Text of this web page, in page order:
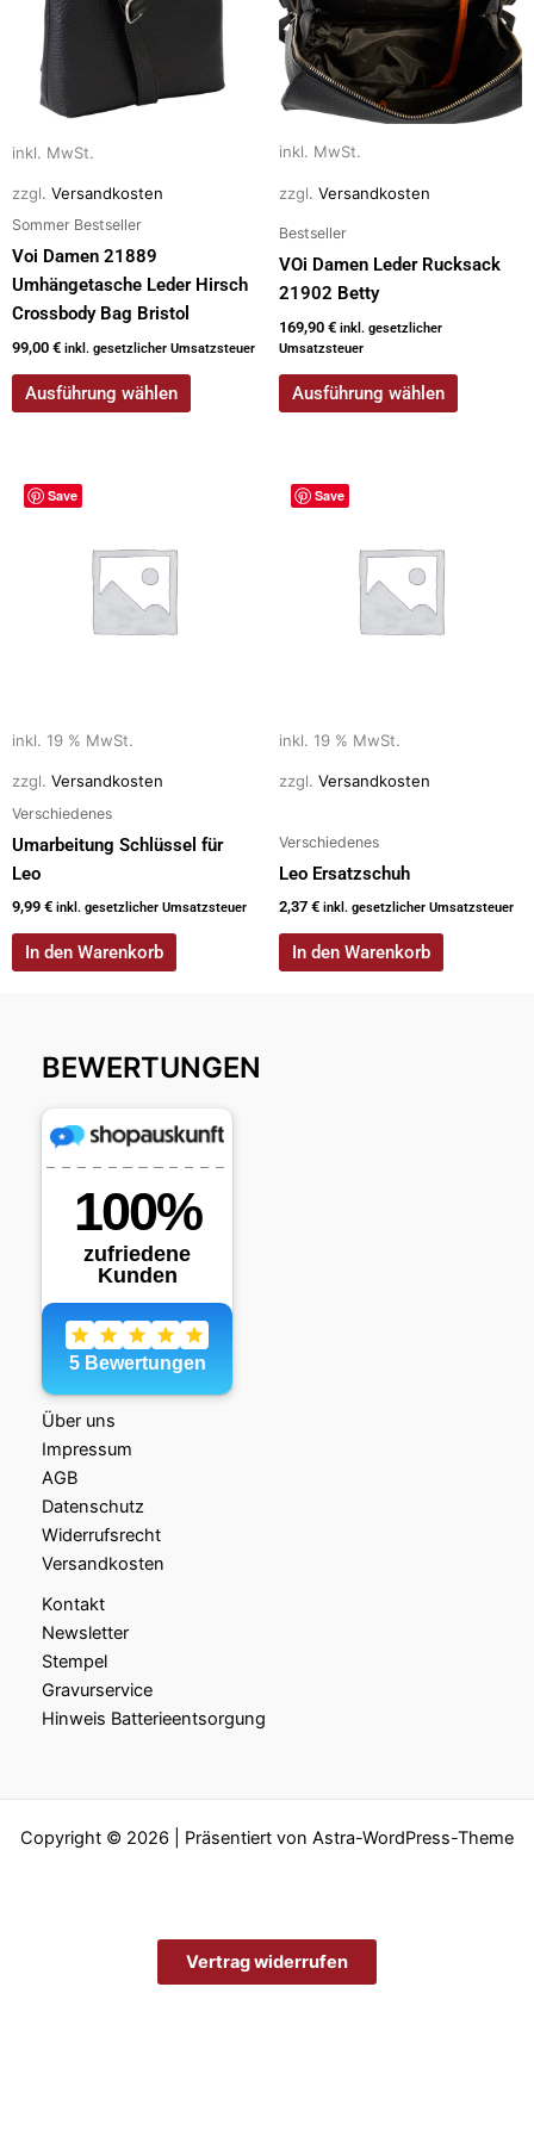
inkl. MwSt.
zzgl. Versandkosten
Sommer Bestseller
Voi Damen 21889
Umhängetasche Leder Hirsch
Crossbody Bag Bristol
99,00 € inkl. gesetzlicher Umsatzsteuer
Ausführung wählen
Optionen
können
Produktseite
gewählt
werden
inkl. MwSt.
zzgl. Versandkosten
Bestseller
VOi Damen Leder Rucksack
21902 Betty
169,90 € inkl. gesetzlicher
Umsatzsteuer
Ausführung wählen
auf.
Die
Optionen
können
auf
Produktseite
gewählt
werden
Save
inkl. 19 % MwSt.
zzgl. Versandkosten
Verschiedenes
Umarbeitung Schlüssel für
Leo
9,99 € inkl. gesetzlicher Umsatzsteuer
In den Warenkorb
Save
inkl. 19 % MwSt.
zzgl. Versandkosten
Verschiedenes
Leo Ersatzschuh
2,37 € inkl. gesetzlicher Umsatzsteuer
In den Warenkorb
BEWERTUNGEN
Über uns
Impressum
AGB
Datenschutz
Widerrufsrecht
Versandkosten
Kontakt
Newsletter
Stempel
Gravurservice
Hinweis Batterieentsorgung
Copyright © 2026 | Präsentiert von Astra-WordPress-Theme
Vertrag widerrufen